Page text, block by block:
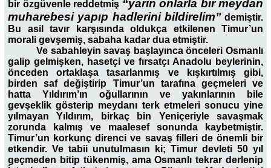
bir özgüvenle reddetmiş “yarın onlarla bir meydan
muharebesi yapıp hadlerini bildirelim”demiştir.
Bu asil tavır karşısında oldukça etkilenen Timur’un
morali gevşemiş, sabaha kadar dua etmiştir.
Ve sabahleyin savaş başlayınca önceleri Osmanlı
galip gelmişken, hasetçi ve fırsatçı Anadolu beylerinin,
önceden ortaklaşa tasarlanmış ve kışkırtılmış gibi,
birden saf değiştirip Timur’un tarafına geçmeleri ve
hatta Yıldırım’ın oğullarının ve yakınlarının bile
gevşeklik gösterip meydanı terk etmeleri sonucu yine
yılmayan Yıldırım, birkaç bin Yeniçeriyle savaşmak
zorunda kalmış ve maalesef sonunda kaybetmiştir.
Timur’un korkunç direnci ve savaş filleri de önemli bir
etkendir. Ve tabii unutulmasın ki; Timur devleti 50 yıl
geçmeden bitip tükenmiş, ama Osmanlı tekrar derlenip